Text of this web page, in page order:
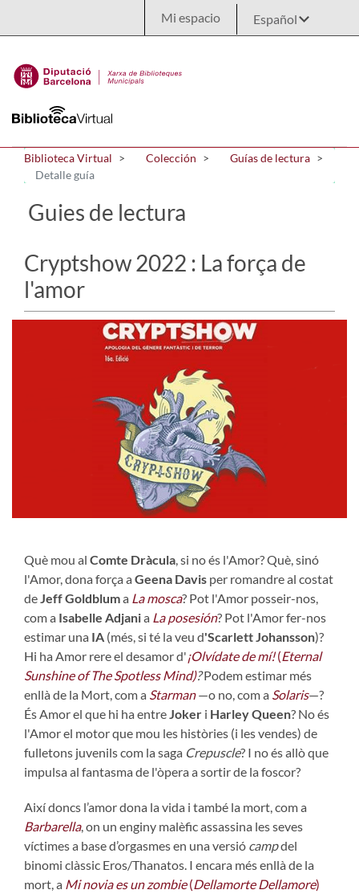
Mi espacio
Biblioteca Virtual Colección
Guías de lectura
Detalle guía
Guies de lectura
Cryptshow 2022 : La força de
l'amor
Què mou al Comte Dràcula , si no és l'Amor? Què, sinó
l'Amor, dona força a Geena Davis per romandre al costat
de Jeff Goldbluma La mosca? Pot l'Amor posseir-nos,
com a Isabelle Adjania La posesión? Pot l'Amor fer-nos
estimar una IA (més, si té la veu d'Scarlett Johansson)?
Hi ha Amor rere el desamor d'¡Olvídate de mí!(Eternal
Sunshine of The Spotless Mind)?Podem estimar més
enllà de la Mort, com a Starman—o no, com a Solaris—?
És Amor el que hi ha entre Joker i Harley Queen? No és
l'Amor el motor que mou les històries (i les vendes) de
fulletons juvenils com la saga Crepuscle? I no és allò que
impulsa al fantasma de l'òpera a sortir de la foscor?
Així doncs l’amor dona la vida i també la mort, com a
Barbarella, on un enginy malèfic assassina les seves
víctimes a base d’orgasmes en una versió campdel
binomi clàssic Eros/Thanatos. I encara més enllà de la
mort, a Mi novia es un zombie(Dellamorte Dellamore)